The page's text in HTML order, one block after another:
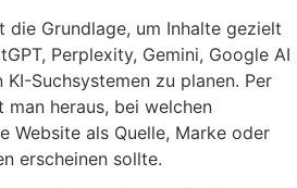
die Grundlage, um Inhalte gezielt
Perplexity, Gemini, Google AI
Suchsystemen zu planen. Per
man heraus, bei welchen
Website als Quelle, Marke oder
erscheinen sollte.